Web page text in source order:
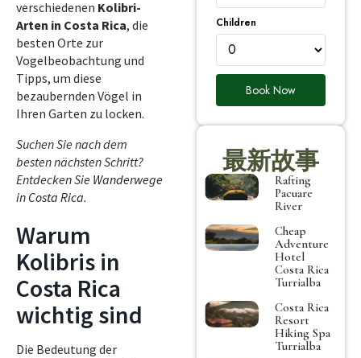
verschiedenen Kolibri-
Arten in Costa Rica, die
besten Orte zur
Vogelbeobachtung und
Tipps, um diese
bezaubernden Vögel in
Ihren Garten zu locken.
Suchen Sie nach dem
besten nächsten Schritt?
Entdecken Sie Wanderwege
in Costa Rica.
Warum
Kolibris in
Costa Rica
wichtig sind
Die Bedeutung der
Children
Book Now
最新故事
Rafting
Pacuare
River
Cheap
Adventure
Hotel
Costa Rica
Turrialba
Costa Rica
Resort
Hiking Spa
Turrialba